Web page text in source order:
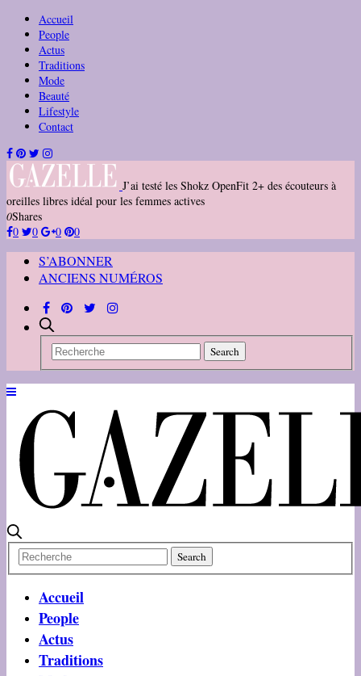
Accueil
People
Actus
Traditions
Mode
Beauté
Lifestyle
Contact
J’ai testé les Shokz OpenFit 2+ des écouteurs à
oreilles libres idéal pour les femmes actives
0Shares
0
0 0 0
S’ABONNER
ANCIENS NUMÉROS
Accueil
People
Actus
Traditions